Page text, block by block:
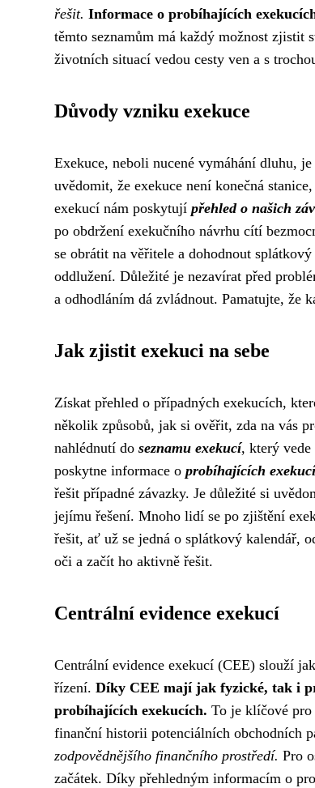
řešit. Informace o probíhajících
těmto seznamům má každý možnost zjistit
životních situací vedou cesty ven a s
Důvody vzniku exekuce
Exekuce, neboli nucené vymáhání dluhu,
uvědomit, že exekuce není konečná
exekucí nám poskytují přehled o našich
po obdržení exekučního návrhu cítí
se obrátit na věřitele a dohodnout
oddlužení. Důležité je nezavírat před
a odhodláním dá zvládnout. Pamatujte, že
Jak zjistit exekuci na sebe
Získat přehled o případných exekucích,
několik způsobů, jak si ověřit, zda na vás
nahlédnutí do seznamu exekucí, který vede
poskytne informace o probíhajících
řešit případné závazky. Je důležité si
jejímu řešení. Mnoho lidí se po zjištění
řešit, ať už se jedná o splátkový kalendář,
oči a začít ho aktivně řešit.
Centrální evidence exekucí
Centrální evidence exekucí (CEE) slouží
řízení. Díky CEE mají jak fyzické, tak i
probíhajících exekucích. To je klíčové pro
finanční historii potenciálních obchodních
zodpovědnějšího finančního prostředí. Pro
začátek. Díky přehledným informacím o